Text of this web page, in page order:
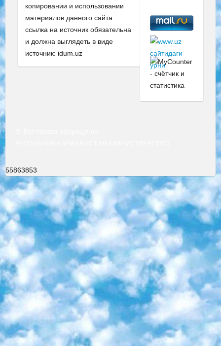
копировании и использовании
материалов данного сайта
ссылка на источник обязательна
и должна выглядеть в виде
источник: idum.uz
55863853